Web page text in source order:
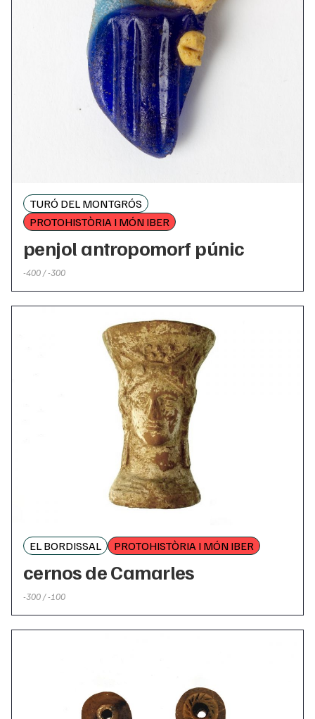
TURÓ DEL MONTGRÓS
PROTOHISTÒRIA I MÓN IBER
penjol antropomorf púnic
-400 / -300
EL BORDISSAL PROTOHISTÒRIA I MÓN IBER
cernos de Camarles
-300 / -100